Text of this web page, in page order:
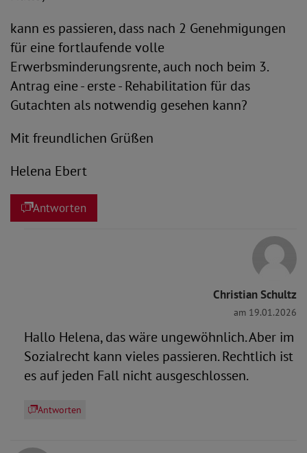
kann es passieren, dass nach 2 Genehmigungen
für eine fortlaufende volle
Erwerbsminderungsrente, auch noch beim 3.
Antrag eine - erste - Rehabilitation für das
Gutachten als notwendig gesehen kann?
Mit freundlichen Grüßen
Helena Ebert
Antworten
Christian Schultz
am 19.01.2026
Hallo Helena, das wäre ungewöhnlich. Aber im
Sozialrecht kann vieles passieren. Rechtlich ist
es auf jeden Fall nicht ausgeschlossen.
Antworten